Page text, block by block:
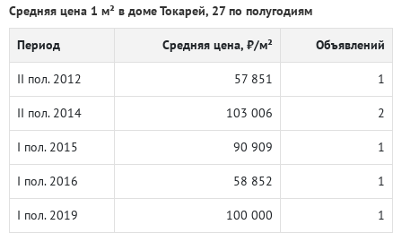
Средняя цена 1 м² в доме Токарей, 27 по полугодиям
Период Средняя цена, ₽/м² Объявлений
II пол. 2012 57 851 1
II пол. 2014 103 006 2
I пол. 2015 90 909 1
I пол. 2016 58 852 1
I пол. 2019 100 000 1